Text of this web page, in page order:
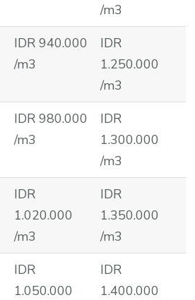
/m3
IDR 940.000
/m3
IDR
1.250.000
/m3
IDR 980.000
/m3
IDR
1.300.000
/m3
IDR
1.020.000
/m3
IDR
1.350.000
/m3
IDR
1.050.000
IDR
1.400.000